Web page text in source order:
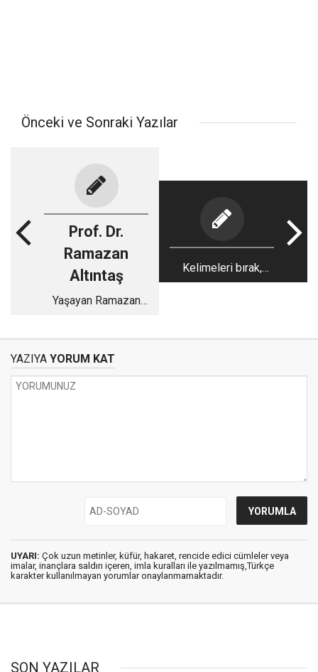
Önceki ve Sonraki Yazılar
Prof. Dr.
Ramazan
Altıntaş
Yaşayan Ramazan
Kelimeleri bırak,
hissiyata bak!..
YAZIYA YORUM KAT
UYARI: Çok uzun metinler, küfür, hakaret, rencide edici cümleler veya
imalar, inançlara saldırı içeren, imla kuralları ile yazılmamış,Türkçe
karakter kullanılmayan yorumlar onaylanmamaktadır.
SON YAZILAR